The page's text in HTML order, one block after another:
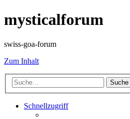
mysticalforum
swiss-goa-forum
Zum Inhalt
Suche
Schnellzugriff